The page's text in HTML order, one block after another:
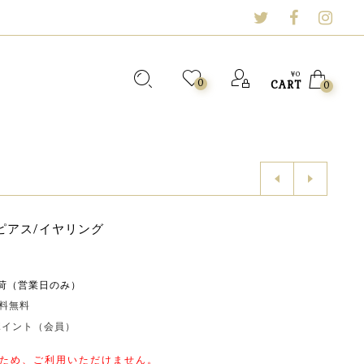
0
¥0
CART 0
ス/イヤリング
営業日のみ）
無料
ント（会員）
め、ご利用いただけません。